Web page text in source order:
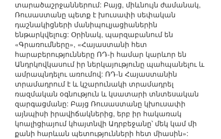
տարածաշրջաններում: Բայց, միևնույն ժամանակ,
Ռուսաստանը պետք է խուսափի սեփական
դաշնակիցների մանիպուլյացիաներին
ենթարկվելուց: Օրինակ, պարզաբանում են
«Գրառումները», «Հայաստանի հետ
հարաբերությունները ՌԴ-ի համար կարևոր են
Անդրկովկասում իր ներկայությունը պահպանելու և
ամրապնդելու առումով: ՌԴ-ն Հայաստանին
տրամադրում է և կշարունակի տրամադրել
ռազմական օգնություն և կսատարի տնտեսական
զարգացմանը: Բայց Ռուսաստանը կխուսափի
այնպիսի իրավիճակներից, երբ իր հակառակ
կոալիցիայում կհայտնվի Ադրբեջանը՝ մեկ կամ մի
քանի հարևան պետությունների հետ միասին»: